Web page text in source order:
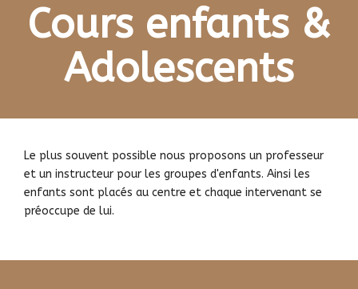
Cours enfants &
Adolescents
Le plus souvent possible nous proposons un professeur
et un instructeur pour les groupes d'enfants. Ainsi les
enfants sont placés au centre et chaque intervenant se
préoccupe de lui.